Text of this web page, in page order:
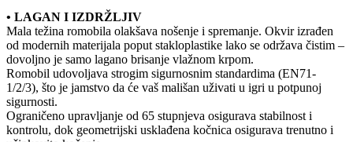
• LAGAN I IZDRŽLJIV
Mala težina romobila olakšava nošenje i spremanje. Okvir izrađen
od modernih materijala poput stakloplastike lako se održava čistim –
dovoljno je samo lagano brisanje vlažnom krpom.
Romobil udovoljava strogim sigurnosnim standardima (EN71-
1/2/3), što je jamstvo da će vaš mališan uživati u igri u potpunoj
sigurnosti.
Ograničeno upravljanje od 65 stupnjeva osigurava stabilnost i
kontrolu, dok geometrijski usklađena kočnica osigurava trenutno i